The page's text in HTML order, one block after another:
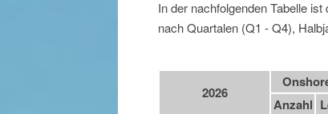
In der nachfolgenden Tabelle
nach Quartalen (Q1 - Q4),
2026
Anzahl